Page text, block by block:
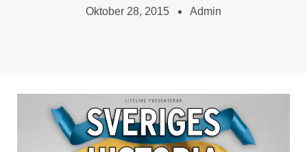
Oktober 28, 2015 Admin